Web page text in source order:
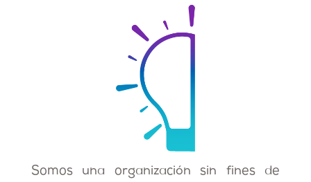
Somos una organización sin fines de